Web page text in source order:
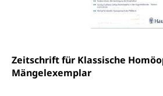
Zeitschrift für Klassische
Mängelexemplar